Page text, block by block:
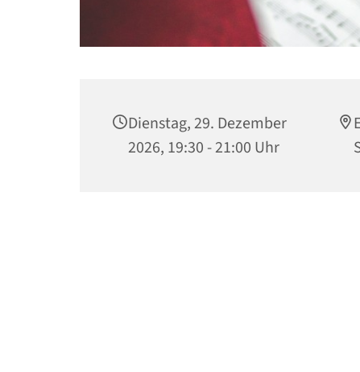
Dienstag, 29. Dezember
2026, 19:30 - 21:00 Uhr